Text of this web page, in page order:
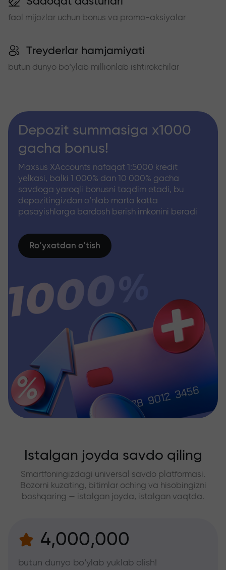
faol mijozlar uchun bonus va promo-aksiyalar
Treyderlar hamjamiyati
butun dunyo bo‘ylab millionlab ishtirokchilar
Depozit summasiga x1000
gacha bonus!
Maxsus XAccounts nafaqat 1:5000 kredit
yelkasi, balki 1 000% dan 10 000% gacha
savdoga yaroqli bonusni taqdim etadi, bu
depozitingizdan o‘nlab marta katta
pasayishlarga bardosh berish imkonini beradi
Ro‘yxatdan o‘tish
Istalgan joyda savdo qiling
Smartfoningizdagi universal savdo platformasi.
Bozorni kuzating, bitimlar oching va hisobingizni
boshqaring — istalgan joyda, istalgan vaqtda.
4,000,000
butun dunyo bo‘ylab yuklab olish!